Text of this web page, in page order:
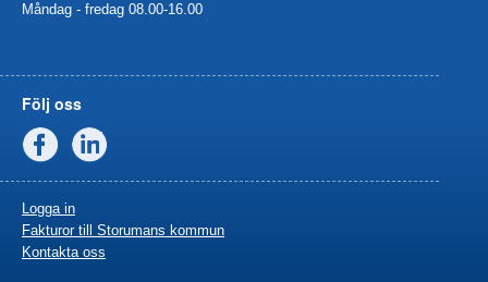
Måndag - fredag 08.00-16.00
Följ oss
Facebook
Logga in
Fakturor till Storumans kommun
Kontakta oss